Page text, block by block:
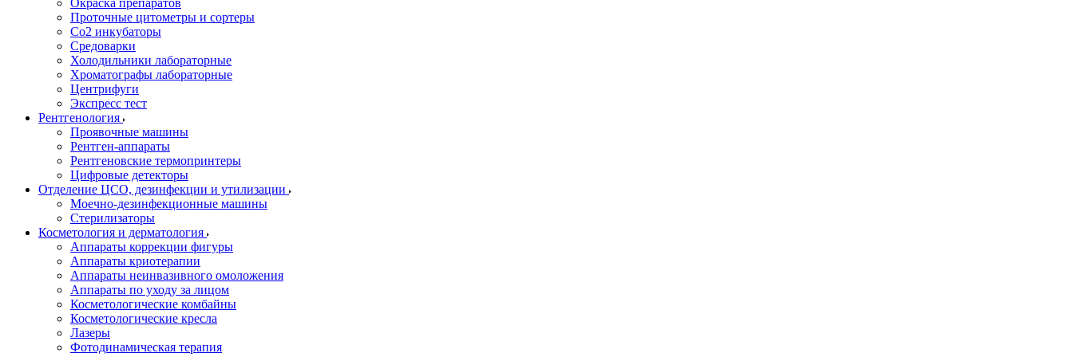
Окраска препаратов
Проточные цитометры и сортеры
Со2 инкубаторы
Средоварки
Холодильники лабораторные
Хроматографы лабораторные
Центрифуги
Экспресс тест
Рентгенология
Проявочные машины
Рентген-аппараты
Рентгеновские термопринтеры
Цифровые детекторы
Отделение ЦСО, дезинфекции и утилизации
Моечно-дезинфекционные машины
Стерилизаторы
Косметология и дерматология
Аппараты коррекции фигуры
Аппараты криотерапии
Аппараты неинвазивного омоложения
Аппараты по уходу за лицом
Косметологические комбайны
Косметологические кресла
Лазеры
Фотодинамическая терапия